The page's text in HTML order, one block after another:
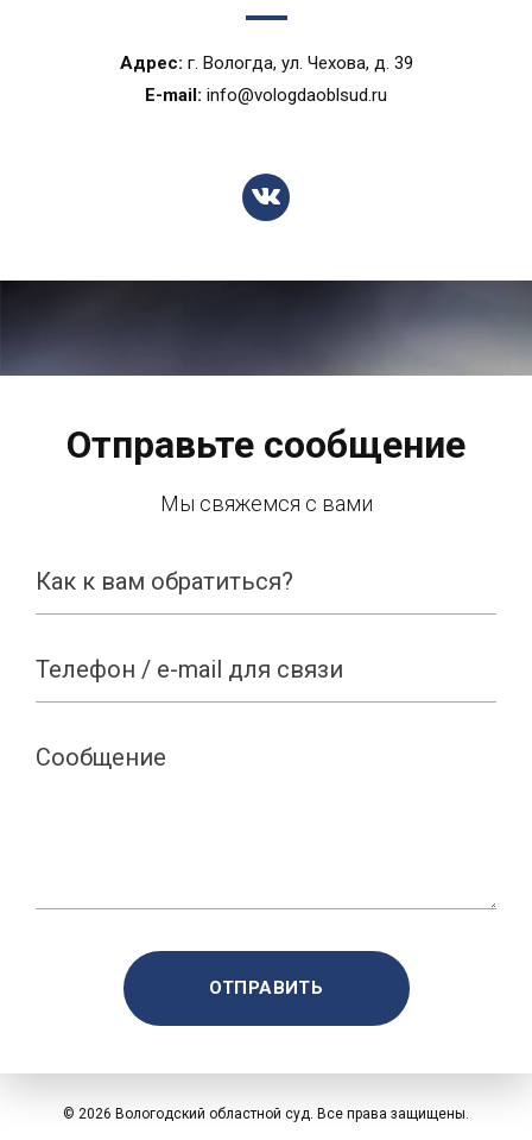
Адрес: г. Вологда, ул. Чехова, д. 39
E-mail: info@vologdaoblsud.ru
Отправьте сообщение
Мы свяжемся с вами
© 2026 Вологодский областной суд. Все права защищены.